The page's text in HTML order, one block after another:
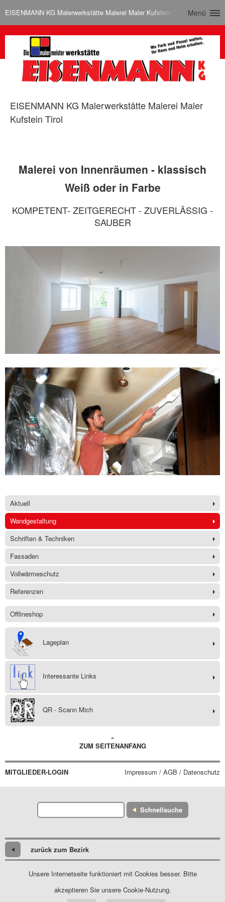
EISENMANN KG Malerwerkstätte Malerei Maler Kufstein Tirol Menü
EISENMANN KG Malerwerkstätte Malerei Maler
Kufstein Tirol
Malerei von Innenräumen - klassisch
Weiß oder in Farbe
KOMPETENT- ZEITGERECHT - ZUVERLÄSSIG -
SAUBER
Aktuell
Wandgestaltung
Schriften & Techniken
Fassaden
Vollwärmeschutz
Referenzen
Offlineshop
Lageplan
Interessante Links
QR - Scann Mich
ZUM SEITENANFANG
MITGLIEDER-LOGIN Impressum / AGB / Datenschutz
Schnellsuche
zurück zum Bezirk
Unsere Internetseite funktioniert mit Cookies besser. Bitte
akzeptieren Sie unsere Cookie-Nutzung.